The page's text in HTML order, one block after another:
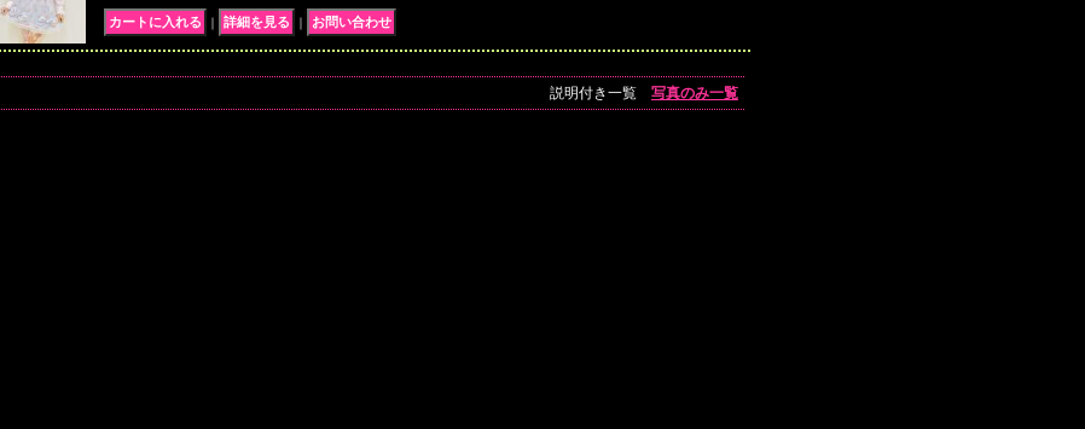
｜ ｜
説明付き一覧 写真のみ一覧